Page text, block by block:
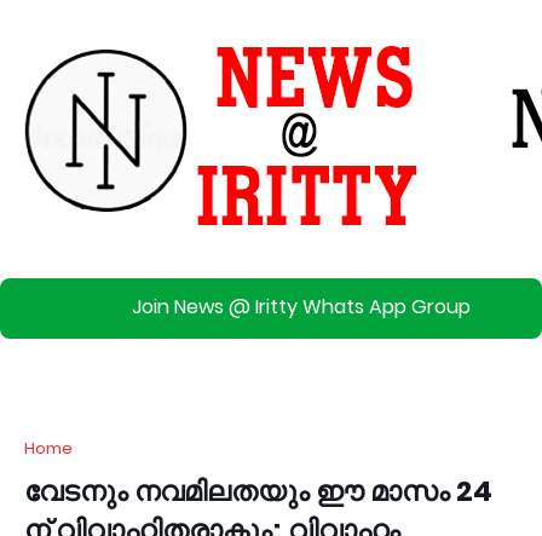
Join News @ Iritty Whats App Group
Home
വേടനും നവമിലതയും ഈ മാസം 24